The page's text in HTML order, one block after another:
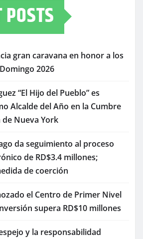
POSTS
gran caravana en honor a los
2026
“El Hijo del Pueblo” es
Alcalde del Año en la Cumbre
Nueva York
da seguimiento al proceso
de RD$3.4 millones;
de coerción
el Centro de Primer Nivel
supera RD$10 millones
y la responsabilidad